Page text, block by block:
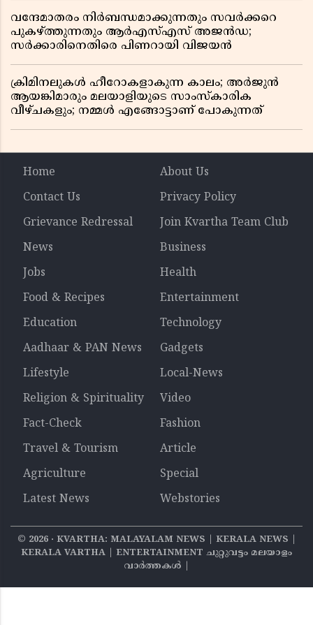
വന്ദേമാതരം നിർബന്ധമാക്കുന്നതും സവർക്കറെ
പുകഴ്ത്തുന്നതും ആർഎസ്എസ് അജൻഡ;
സർക്കാരിനെതിരെ പിണറായി വിജയൻ
ക്രിമിനലുകൾ ഹീറോകളാകുന്ന കാലം; അർജുൻ
ആയങ്കിമാരും മലയാളിയുടെ സാംസ്കാരിക
വീഴ്ചകളും; നമ്മൾ എങ്ങോട്ടാണ് പോകുന്നത്
Home
About Us
Contact Us
Privacy Policy
Grievance Redressal
Join Kvartha Team Club
News
Business
Jobs
Health
Food & Recipes
Entertainment
Education
Technology
Aadhaar & PAN News
Gadgets
Lifestyle
Local-News
Religion & Spirituality
Video
Fact-Check
Fashion
Travel & Tourism
Article
Agriculture
Special
Latest News
Webstories
© 2026‧ KVARTHA: MALAYALAM NEWS | KERALA NEWS |
KERALA VARTHA | ENTERTAINMENT ചുറ്റുവട്ടം മലയാളം
വാര്‍ത്തകൾ |